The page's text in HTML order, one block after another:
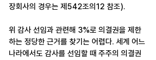
장회사의 경우는 제542조의12 참조).
위 감사 선임과 관련해 3%로 의결권을 제한
하는 정당한 근거를 찾기는 어렵다. 세계 어느
나라에서도 감사를 선임할 때 주주의 의결권